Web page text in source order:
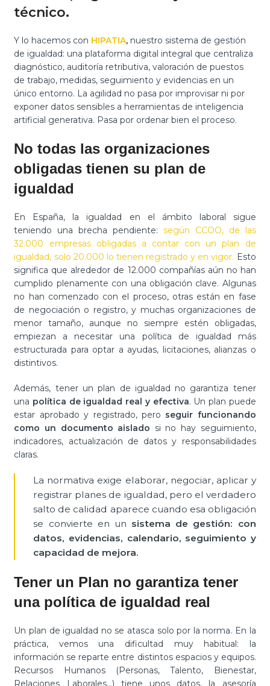
técnico.
Y lo hacemos con HIPATIA, nuestro sistema de gestión
de igualdad: una plataforma digital integral que centraliza
diagnóstico, auditoría retributiva, valoración de puestos
de trabajo, medidas, seguimiento y evidencias en un
único entorno. La agilidad no pasa por improvisar ni por
exponer datos sensibles a herramientas de inteligencia
artificial generativa. Pasa por ordenar bien el proceso.
No todas las organizaciones
obligadas tienen su plan de
igualdad
En España, la igualdad en el ámbito laboral sigue
teniendo una brecha pendiente: según CCOO, de las
32.000 empresas obligadas a contar con un plan de
igualdad, solo 20.000 lo tienen registrado y en vigor. Esto
significa que alrededor de 12.000 compañías aún no han
cumplido plenamente con una obligación clave. Algunas
no han comenzado con el proceso, otras están en fase
de negociación o registro, y muchas organizaciones de
menor tamaño, aunque no siempre estén obligadas,
empiezan a necesitar una política de igualdad más
estructurada para optar a ayudas, licitaciones, alianzas o
distintivos.
Además, tener un plan de igualdad no garantiza tener
una política de igualdad real y efectiva. Un plan puede
estar aprobado y registrado, pero seguir funcionando
como un documento aislado si no hay seguimiento,
indicadores, actualización de datos y responsabilidades
claras.
La normativa exige elaborar, negociar, aplicar y
registrar planes de igualdad, pero el verdadero
salto de calidad aparece cuando esa obligación
se convierte en un sistema de gestión: con
datos, evidencias, calendario, seguimiento y
capacidad de mejora.
Tener un Plan no garantiza tener
una política de igualdad real
Un plan de igualdad no se atasca solo por la norma. En la
práctica, vemos una dificultad muy habitual: la
información se reparte entre distintos espacios y equipos.
Recursos Humanos (Personas, Talento, Bienestar,
Relaciones Laborales…) tiene unos datos, la asesoría